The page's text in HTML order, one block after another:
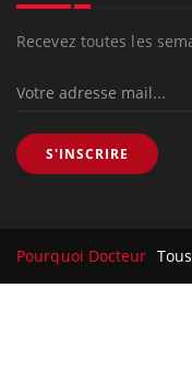
Recevez toutes les
S'INSCRIRE
Pourquoi Docteur